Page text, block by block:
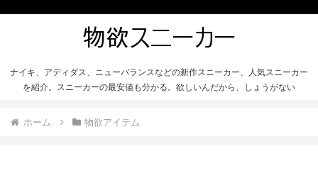
ナイキ、アディダス、ニューバランスなどの新作スニーカー、人気スニーカー
を紹介。スニーカーの最安値も分かる。欲しいんだから、しょうがない
ホーム 物欲アイテム